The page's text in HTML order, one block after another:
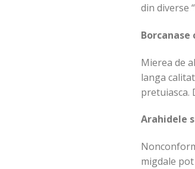
din diverse
Borcanase
Mierea de
langa
pretuiasca.
Arahidele
migdale